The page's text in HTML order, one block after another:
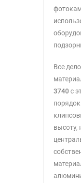
Все
3740с
высоту,